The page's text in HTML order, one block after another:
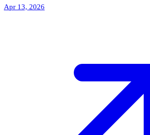
Apr 13, 2026